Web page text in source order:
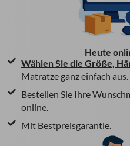
Heute
Wählen Sie die Größe,
Matratze ganz einfach aus.
Bestellen Sie Ihre
online.
Mit Bestpreisgarantie.